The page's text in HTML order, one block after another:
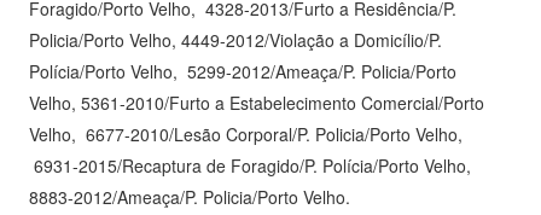
Foragido/Porto Velho, 4328-2013/Furto a Residência/P.
Policia/Porto Velho, 4449-2012/Violação a Domicílio/P.
Polícia/Porto Velho, 5299-2012/Ameaça/P. Policia/Porto
Velho, 5361-2010/Furto a Estabelecimento Comercial/Porto
Velho, 6677-2010/Lesão Corporal/P. Policia/Porto Velho,
6931-2015/Recaptura de Foragido/P. Polícia/Porto Velho,
8883-2012/Ameaça/P. Policia/Porto Velho.